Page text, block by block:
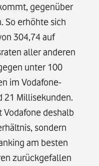
gegenüber
So erhöhte sich
304,74 auf
aller anderen
unter 100
im Vodafone-
21 Millisekunden.
Vodafone deshalb
sondern
am besten
zurückgefallen